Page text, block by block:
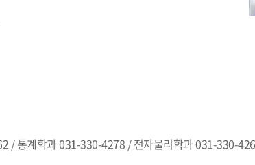
/ 통계학과 031-330-4278 / 전자물리학과 031-330-